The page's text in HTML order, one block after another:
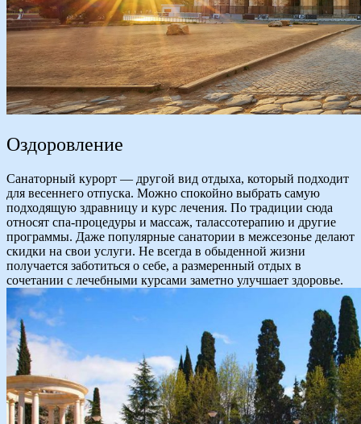
Оздоровление
Санаторный курорт — другой вид отдыха, который подходит
для весеннего отпуска. Можно спокойно выбрать самую
подходящую здравницу и курс лечения. По традиции сюда
относят спа-процедуры и массаж, талассотерапию и другие
программы. Даже популярные санатории в межсезонье делают
скидки на свои услуги. Не всегда в обыденной жизни
получается заботиться о себе, а размеренный отдых в
сочетании с лечебными курсами заметно улучшает здоровье.